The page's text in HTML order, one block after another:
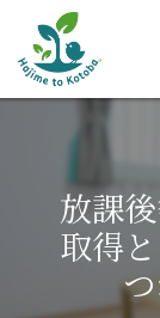
放課
取得